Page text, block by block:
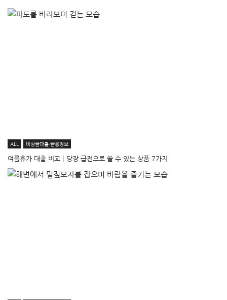
ALL 비상금대출·금융정보
여름휴가 대출 비교│당장 급전으로 쓸 수 있는 상품 7가지